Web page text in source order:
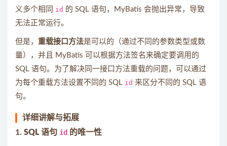
义多个相同 id 的 SQL 语句，MyBatis 会抛出异常，导致
无法正常运行。
但是， 重载接口方法是可以的（通过不同的参数类型或数
量），并且 MyBatis 可以根据方法签名来确定要调用的
SQL 语句。为了解决同一接口方法重载的问题，可以通过
为每个重载方法设置不同的 SQL id 来区分不同的 SQL 语
句。
详细讲解与拓展
1. SQL 语句 id 的唯一性